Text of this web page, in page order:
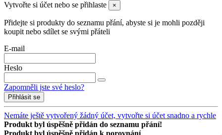
Vytvořte si účet nebo se přihlaste ×
Přidejte si produkty do seznamu přání, abyste si je mohli později
koupit nebo sdílet se svými přáteli
E-mail
Heslo
Zapomněli jste své heslo?
Přihlásit se
Nemáte ještě vytvořený žádný účet, vytvořte si účet snadno a rychle
Produkt byl úspěšně přidán do seznamu přání!
Produkt byl úspěšně přidán k porovnání